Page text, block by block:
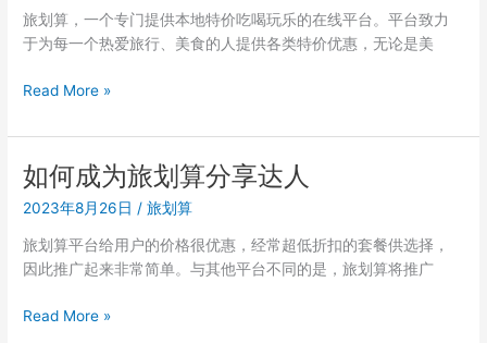
金
推
荐？
二
维
旅划算，一个专门提供本地特价吃喝玩乐的在线平台。平台致力
于为每一个热爱旅行、美食的人提供各类特价优惠，无论是美
旅
算
如
何
成
达
人？
Read More »
如何成为旅划算分享达人
2023年8月26日 /旅划算
旅划算平台给用户的价格很优惠，经常超低折扣的套餐供选择，
因此推广起来非常简单。与其他平台不同的是，旅划算将推广
如
Read More »